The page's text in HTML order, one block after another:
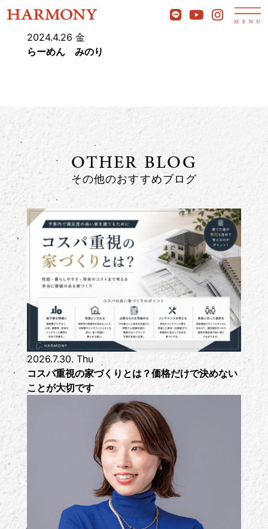
2024.4.26 金
らーめん みのり
OTHER BLOG
その他のおすすめブログ
2026.7.30. Thu
コスパ重視の家づくりとは？価格だけで決めない
ことが大切です